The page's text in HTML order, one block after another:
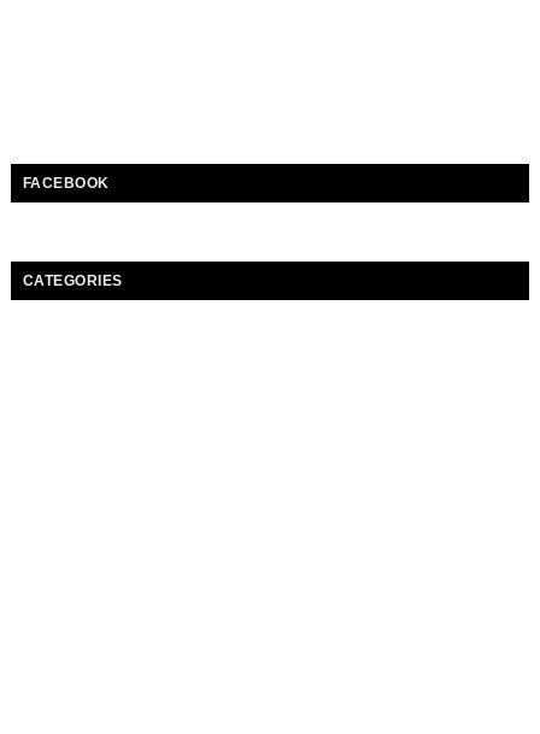
FACEBOOK
CATEGORIES